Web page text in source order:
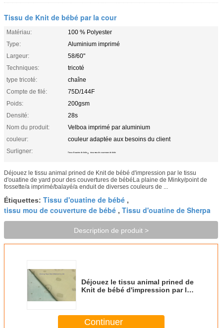
Tissu de Knit de bébé par la cour
Matériau:
100 % Polyester
Type:
Aluminium imprimé
Largeur:
58/60"
Techniques:
tricoté
type tricoté:
chaîne
Compte de filé:
75D/144F
Poids:
200gsm
Densité:
28s
Nom du produit:
Velboa imprimé par aluminium
couleur:
couleur adaptée aux besoins du client
Surligner:
Tissu d'ouatine de bébé , tissu mou de couverture de bébé
Déjouez le tissu animal prined de Knit de bébé d'impression par le tissu
d'ouatine de yard pour des couvertures de bébéLa plaine de Minky/point de
fossette/a imprimé/balayé/a enduit de diverses couleurs de ...
Étiquettes: Tissu d'ouatine de bébé ,
tissu mou de couverture de bébé , Tissu d'ouatine de Sherpa
Description de produit >
Déjouez le tissu animal prined de
Knit de bébé d'impression par le
Continuer